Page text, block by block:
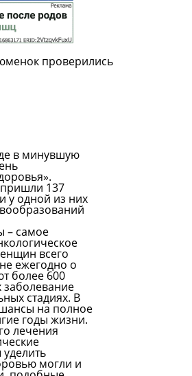
проверились
в минувшую
137
у одной из них
– самое
всего
ежегодно о
более 600
стадиях. В
на полное
годы жизни.
лечения
могли и